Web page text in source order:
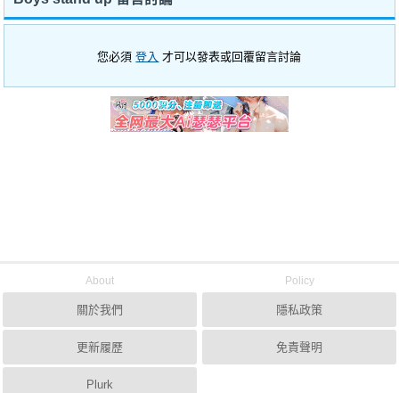
您必須登入 才可以發表或回覆留言討論
About
關於我們
更新履歷
Plurk
Policy
隱私政策
免責聲明